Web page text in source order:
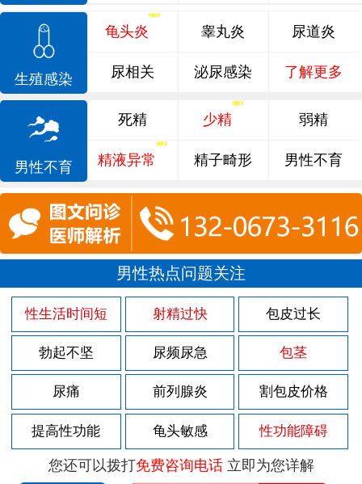
生殖感染
龟头炎 睾丸炎 尿道炎
尿相关 泌尿感染 了解更多
男性不育
死精 少精 弱精
精液异常 精子畸形 男性不育
男性热点问题关注
性生活时间短 射精过快 包皮过长
勃起不坚 尿频尿急 包茎
尿痛 前列腺炎 割包皮价格
提高性功能 龟头敏感 性功能障碍
您还可以拨打免费咨询电话立即为您详解